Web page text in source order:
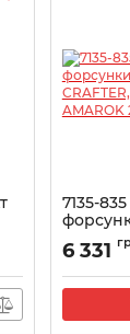
7135-
AMAROK
Артикул:
6 331